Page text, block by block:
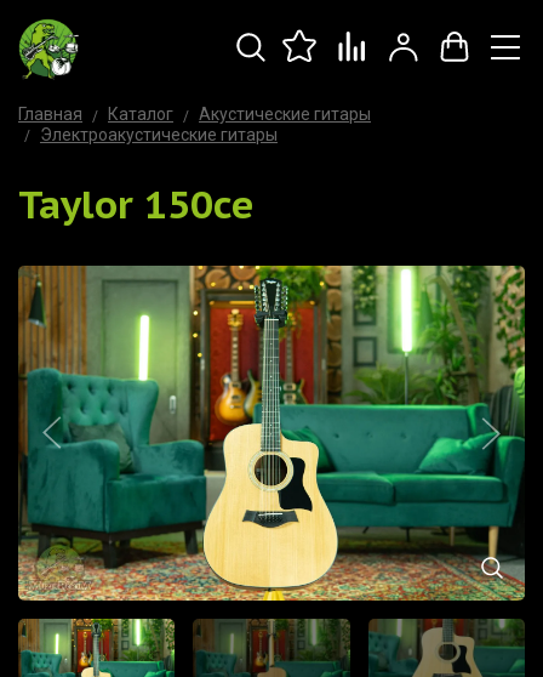
Главная Каталог
Акустические гитары
Электроакустические гитары
Taylor 150ce